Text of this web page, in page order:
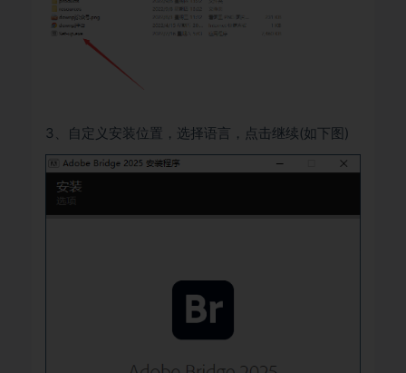
3、自定义安装位置，选择语言，点击继续(如下图)